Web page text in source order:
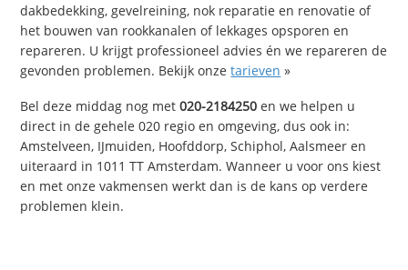
dakbedekking, gevelreining, nok reparatie en renovatie of
het bouwen van rookkanalen of lekkages opsporen en
repareren. U krijgt professioneel advies én we repareren de
gevonden problemen. Bekijk onzetarieven »
Bel deze middag nog met020-2184250 en we helpen u
direct in de gehele 020 regio en omgeving, dus ook in:
Amstelveen, IJmuiden, Hoofddorp, Schiphol, Aalsmeer en
uiteraard in 1011 TT Amsterdam. Wanneer u voor ons kiest
en met onze vakmensen werkt dan is de kans op verdere
problemen klein.